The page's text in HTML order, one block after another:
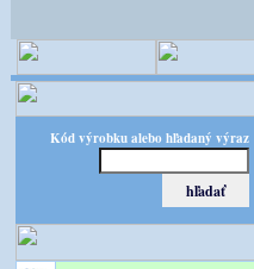
Kód výrobku alebo hľadaný výraz